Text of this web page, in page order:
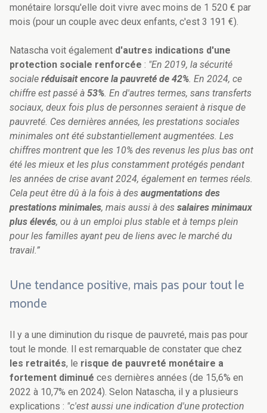
monétaire lorsqu'elle doit vivre avec moins de 1 520 € par
mois (pour un couple avec deux enfants, c'est 3 191 €).
Natascha voit également d'autres indications d'une
protection sociale renforcée : "En 2019, la sécurité
sociale réduisait encore la pauvreté de 42%. En 2024, ce
chiffre est passé à 53%. En d'autres termes, sans transferts
sociaux, deux fois plus de personnes seraient à risque de
pauvreté. Ces dernières années, les prestations sociales
minimales ont été substantiellement augmentées. Les
chiffres montrent que les 10% des revenus les plus bas ont
été les mieux et les plus constamment protégés pendant
les années de crise avant 2024, également en termes réels.
Cela peut être dû à la fois à des augmentations des
prestations minimales, mais aussi à des salaires minimaux
plus élevés, ou à un emploi plus stable et à temps plein
pour les familles ayant peu de liens avec le marché du
travail.”
Une tendance positive, mais pas pour tout le
monde
Il y a une diminution du risque de pauvreté, mais pas pour
tout le monde. Il est remarquable de constater que chez
les retraités, le risque de pauvreté monétaire a
fortement diminué ces dernières années (de 15,6% en
2022 à 10,7% en 2024). Selon Natascha, il y a plusieurs
explications : "c'est aussi une indication d'une protection